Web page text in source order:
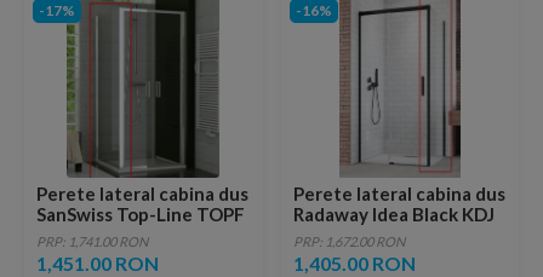
-17%
Perete lateral cabina dus
SanSwiss Top-Line TOPF
80xH190 profil argintiu
PRP: 1,741.00 RON
1,451.00 RON
-16%
Perete lateral cabina dus
Radaway Idea Black KDJ
dreapta 80 x H200.5 cm
profil negru mat
PRP: 1,672.00 RON
1,405.00 RON